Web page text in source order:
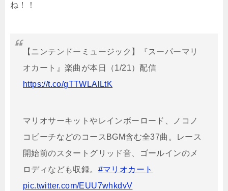
ね！！
【ニンテンドーミュージック】『スーパーマリ
オカート』楽曲が本日（1/21）配信
https://t.co/gTTWLAlLtK
マリオサーキットやレインボーロード、ノコノ
コビーチなどのコースBGM含む全37曲。レース
開始前のスタートグリッド音、ゴールインのメ
ロディなども収録。 #マリオカート
pic.twitter.com/EUU7whkdvV